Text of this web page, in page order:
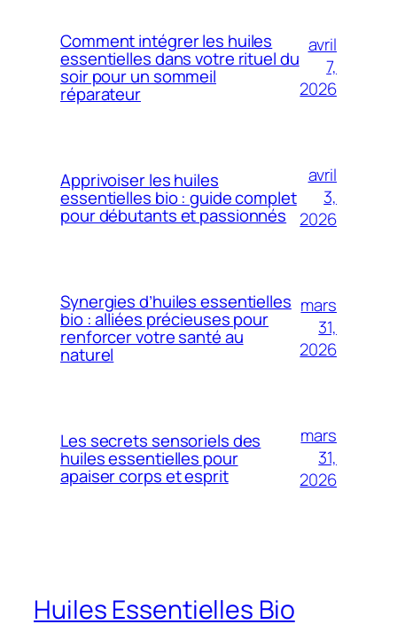
Comment intégrer les huiles
essentielles dans votre rituel du
soir pour un sommeil
réparateur
avril
7,
2026
Apprivoiser les huiles
essentielles bio : guide complet
pour débutants et passionnés
avril
3,
2026
Synergies d’huiles essentielles
bio : alliées précieuses pour
renforcer votre santé au
naturel
mars
31,
2026
Les secrets sensoriels des
huiles essentielles pour
apaiser corps et esprit
mars
31,
2026
Huiles Essentielles Bio